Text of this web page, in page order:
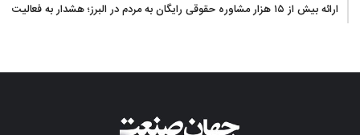
ارائه بیش از ۱۵ هزار مشاوره حقوقی رایگان به مردم در البرز؛ هشدار به فعالیت